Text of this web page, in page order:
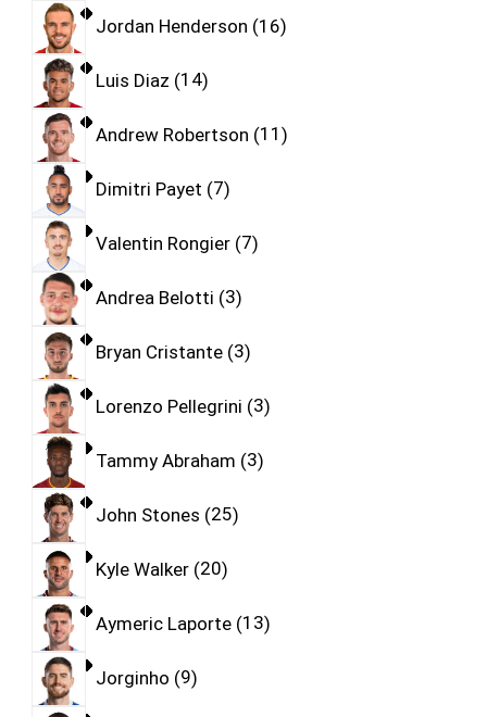
Jordan Henderson 16
Luis Diaz 14
Andrew Robertson 11
Dimitri Payet 7
Valentin Rongier 7
Andrea Belotti 3
Bryan Cristante 3
Lorenzo Pellegrini 3
Tammy Abraham 3
John Stones 25
Kyle Walker 20
Aymeric Laporte 13
Jorginho 9